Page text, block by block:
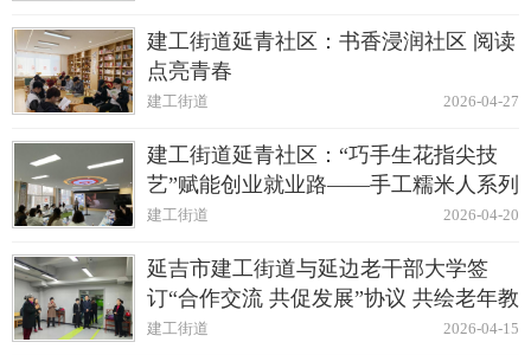
建工街道延青社区：书香浸润社区 阅读
点亮青春
2026-04-27
建工街道
建工街道延青社区：“巧手生花指尖技
艺”赋能创业就业路——手工糯米人系列
培训
2026-04-20
建工街道
延吉市建工街道与延边老干部大学签
订“合作交流 共促发展”协议 共绘老年教
育新蓝图
2026-04-15
建工街道